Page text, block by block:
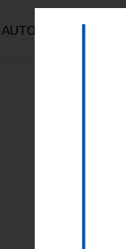
AUTO/MOTO